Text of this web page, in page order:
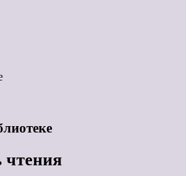
чтения